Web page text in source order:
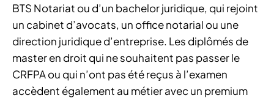
BTS Notariat ou d’un bachelor juridique, qui rejoint
un cabinet d’avocats, un office notarial ou une
direction juridique d’entreprise. Les diplômés de
master en droit qui ne souhaitent pas passer le
CRFPA ou qui n’ont pas été reçus à l’examen
accèdent également au métier avec un premium